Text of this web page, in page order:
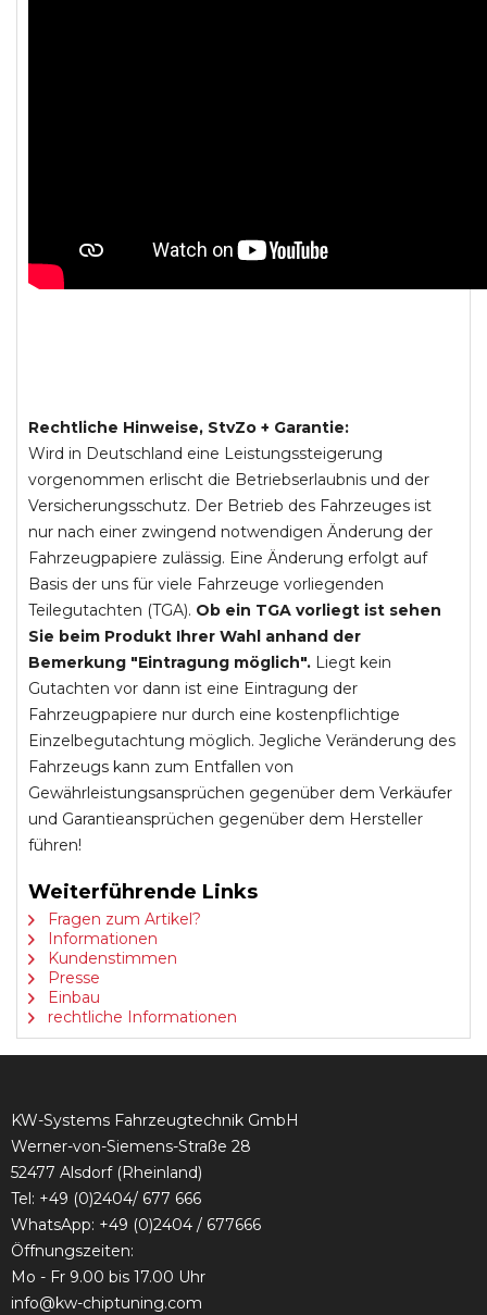
Rechtliche Hinweise, StvZo + Garantie:
Wird in Deutschland eine Leistungssteigerung
vorgenommen erlischt die Betriebserlaubnis und der
Versicherungsschutz. Der Betrieb des Fahrzeuges ist
nur nach einer zwingend notwendigen Änderung der
Fahrzeugpapiere zulässig. Eine Änderung erfolgt auf
Basis der uns für viele Fahrzeuge vorliegenden
Teilegutachten (TGA). Ob ein TGA vorliegt ist sehen
Sie beim Produkt Ihrer Wahl anhand der
Bemerkung "Eintragung möglich". Liegt kein
Gutachten vor dann ist eine Eintragung der
Fahrzeugpapiere nur durch eine kostenpflichtige
Einzelbegutachtung möglich. Jegliche Veränderung des
Fahrzeugs kann zum Entfallen von
Gewährleistungsansprüchen gegenüber dem Verkäufer
und Garantieansprüchen gegenüber dem Hersteller
führen!
Weiterführende Links
Fragen zum Artikel?
Informationen
Kundenstimmen
Presse
Einbau
rechtliche Informationen
KW-Systems Fahrzeugtechnik GmbH
Werner-von-Siemens-Straße 28
52477 Alsdorf (Rheinland)
Tel: +49 (0)2404/ 677 666
WhatsApp: +49 (0)2404 / 677666
Öffnungszeiten:
Mo - Fr 9.00 bis 17.00 Uhr
info@kw-chiptuning.com